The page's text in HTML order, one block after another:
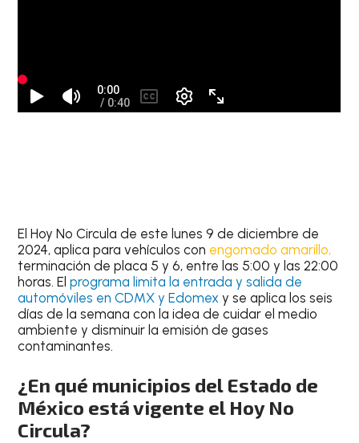
ElHoy No Circula de estelunes 9 de diciembre de
2024, aplica para vehículoscon engomado amarillo,
terminación de placa 5 y 6, entre las 5:00 y las 22:00
horas. Elprograma limita la entrada y salida de
automóviles en CDMX y Edomex y se aplica los seis
días de la semana con la idea de cuidar el medio
ambiente y disminuir la emisión de gases
contaminantes.
¿En qué municipios del Estado de
México está vigente el Hoy No
Circula?